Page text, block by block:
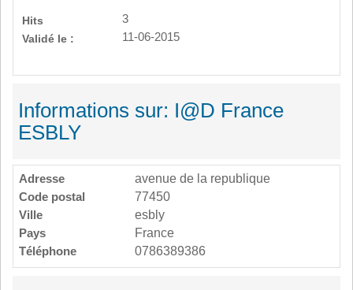
Hits
3
Validé le :
11-06-2015
Informations sur: I@D France
ESBLY
Adresse
avenue de la republique
Code postal
77450
Ville
esbly
Pays
France
Téléphone
0786389386